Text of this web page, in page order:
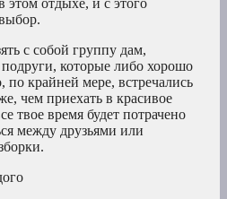
отдыхе, и с этого
с собой группу дам,
подруги, которые либо хорошо
по крайней мере, встречались
чем приехать в красивое
твое время будет потрачено
между друзьями или